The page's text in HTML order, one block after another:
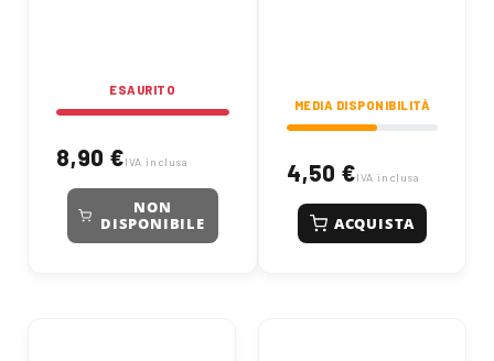
ESAURITO
8,90 €IVA inclusa
NON
DISPONIBILE
MEDIA DISPONIBILITÀ
4,50 €IVA inclusa
ACQUISTA